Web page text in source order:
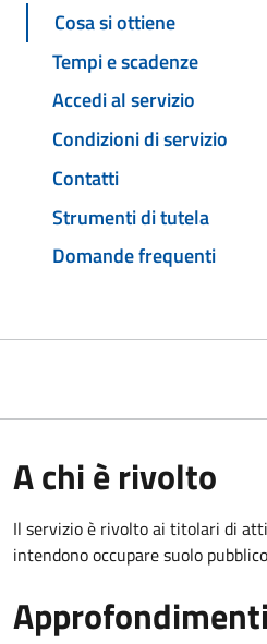
Cosa si ottiene
Tempi e scadenze
Accedi al servizio
Condizioni di servizio
Contatti
Strumenti di tutela
Domande frequenti
A chi è rivolto
Il servizio è rivolto ai titolari di
intendono occupare suolo
Approfondimenti